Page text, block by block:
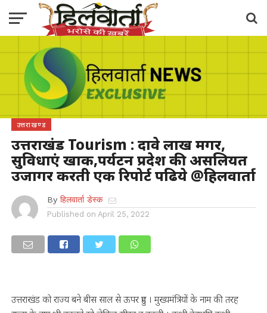
उत्तराखण्ड
उत्तराखंड Tourism : दावे लाख मगर,
सुविधाएं खाक,पर्यटन प्रदेश की असलियत
उजागर करती एक रिपोर्ट पढिये @हिलवार्ता
By हिलवार्ता डेस्क
Published on April 25, 2022
उत्तराखंड को राज्य बने बीस साल से ऊपर हुए । मुख्यमंत्रियों के नाम की तरह